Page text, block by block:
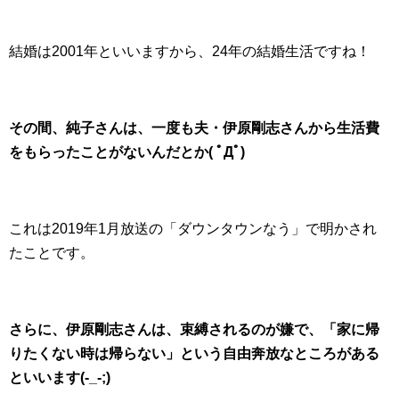
結婚は2001年といいますから、24年の結婚生活ですね！
その間、純子さんは、一度も夫・伊原剛志さんから生活費
をもらったことがないんだとか( ﾟДﾟ)
これは2019年1月放送の「ダウンタウンなう」で明かされ
たことです。
さらに、伊原剛志さんは、束縛されるのが嫌で、「家に帰
りたくない時は帰らない」という自由奔放なところがある
といいます(-_-;)